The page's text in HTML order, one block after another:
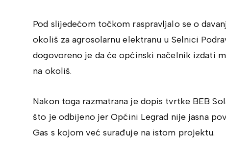
Pod slijedećom točkom raspravljalo se o
okoliš za agrosolarnu elektranu u Selnici
dogovoreno je da će općinski načelnik izdati
na okoliš.
Nakon toga razmatrana je dopis tvrtke BEB
što je odbijeno jer Općini Legrad nije jasna
Gas s kojom već surađuje na istom projektu.